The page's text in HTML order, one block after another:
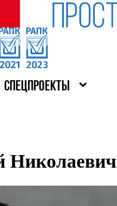
СПЕЦПРОЕКТЫ
Николаевич